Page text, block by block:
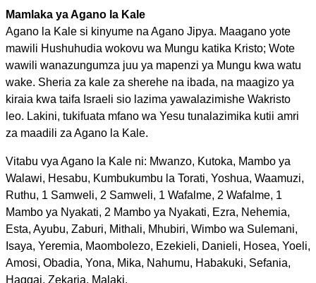
Mamlaka ya Agano la Kale
Agano la Kale si kinyume na Agano Jipya. Maagano yote
mawili Hushuhudia wokovu wa Mungu katika Kristo; Wote
wawili wanazungumza juu ya mapenzi ya Mungu kwa watu
wake. Sheria za kale za sherehe na ibada, na maagizo ya
kiraia kwa taifa Israeli sio lazima yawalazimishe Wakristo
leo. Lakini, tukifuata mfano wa Yesu tunalazimika kutii amri
za maadili za Agano la Kale.
Vitabu vya Agano la Kale ni: Mwanzo, Kutoka, Mambo ya
Walawi, Hesabu, Kumbukumbu la Torati, Yoshua, Waamuzi,
Ruthu, 1 Samweli, 2 Samweli, 1 Wafalme, 2 Wafalme, 1
Mambo ya Nyakati, 2 Mambo ya Nyakati, Ezra, Nehemia,
Esta, Ayubu, Zaburi, Mithali, Mhubiri, Wimbo wa Sulemani,
Isaya, Yeremia, Maombolezo, Ezekieli, Danieli, Hosea, Yoeli,
Amosi, Obadia, Yona, Mika, Nahumu, Habakuki, Sefania,
Haggai, Zekaria, Malaki.